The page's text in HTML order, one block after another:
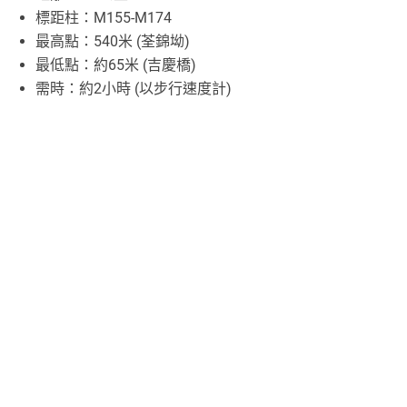
標距柱：M155-M174
最高點：540米 (荃錦坳)
最低點：約65米 (吉慶橋)
需時：約2小時 (以步行速度計)